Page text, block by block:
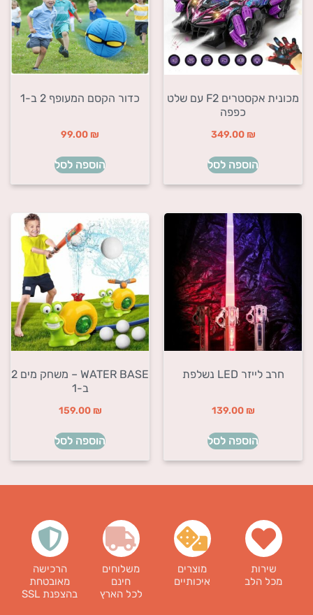
מכונית אקסטרים F2 עם שלט
כפפה
349.00 ₪
הוספה לסל
כדור הקסם המעופף 2 ב-1
99.00 ₪
הוספה לסל
חרב לייזר LED נשלפת
139.00 ₪
הוספה לסל
WATER BASE – משחק מים 2
ב-1
159.00 ₪
הוספה לסל
שירות
מכל הלב
מוצרים
איכותיים
משלוחים
חינם
לכל הארץ
הרכישה
מאובטחת
בהצפנת SSL